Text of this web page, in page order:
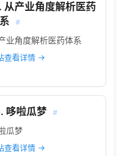
从产业角度解析医药
#
业角度解析医药体系
查看详情 →
哆啦瓜梦 #
瓜梦
查看详情 →